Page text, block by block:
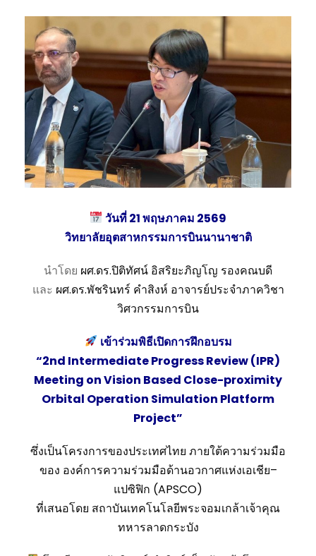
วันที่ 21 พฤษภาคม 2569
วิทยาลัยอุตสาหกรรมการบินนานาชาติ
นำโดย ผศ.ดร.ปิติทัศน์ อิสริยะภิญโญ รองคณบดี
และ ผศ.ดร.พัชรินทร์ คำสิงห์ อาจารย์ประจำภาควิชา
วิศวกรรมการบิน
เข้าร่วมพิธีเปิดการฝึกอบรม
“2nd Intermediate Progress Review (IPR)
Meeting on Vision Based Close-proximity
Orbital Operation Simulation Platform
Project”
ซึ่งเป็นโครงการของประเทศไทย ภายใต้ความร่วมมือ
ของ องค์การความร่วมมือด้านอวกาศแห่งเอเชีย–
แปซิฟิก (APSCO)
ที่เสนอโดย สถาบันเทคโนโลยีพระจอมเกล้าเจ้าคุณ
ทหารลาดกระบัง